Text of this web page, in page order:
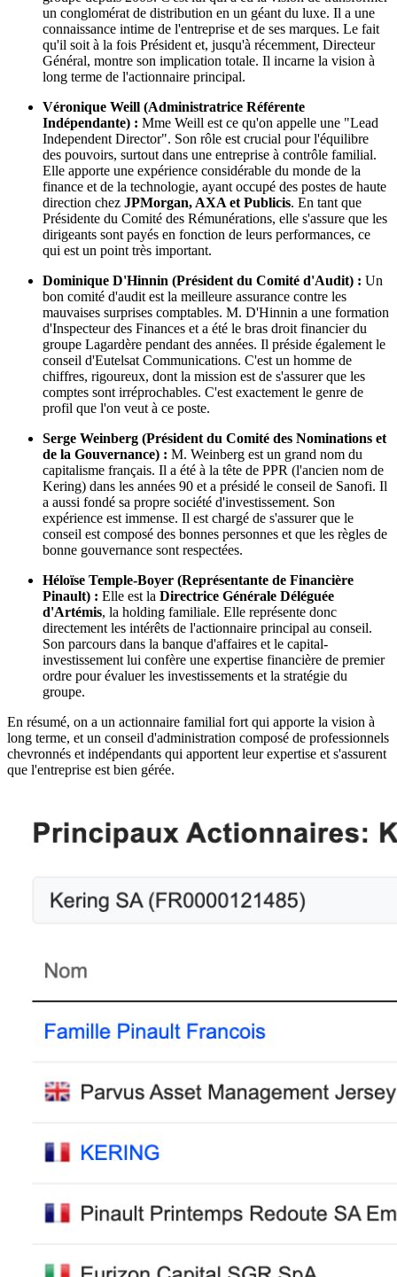
un conglomérat de distribution en un géant du luxe. Il a une
connaissance intime de l'entreprise et de ses marques. Le fait
qu'il soit à la fois Président et, jusqu'à récemment, Directeur
Général, montre son implication totale. Il incarne la vision à
long terme de l'actionnaire principal.
Véronique Weill (Administratrice Référente
Indépendante) : Mme Weill est ce qu'on appelle une "Lead
Independent Director". Son rôle est crucial pour l'équilibre
des pouvoirs, surtout dans une entreprise à contrôle familial.
Elle apporte une expérience considérable du monde de la
finance et de la technologie, ayant occupé des postes de haute
direction chez JPMorgan, AXA et Publicis. En tant que
Présidente du Comité des Rémunérations, elle s'assure que les
dirigeants sont payés en fonction de leurs performances, ce
qui est un point très important.
Dominique D'Hinnin (Président du Comité d'Audit) : Un
bon comité d'audit est la meilleure assurance contre les
mauvaises surprises comptables. M. D'Hinnin a une formation
d'Inspecteur des Finances et a été le bras droit financier du
groupe Lagardère pendant des années. Il préside également le
conseil d'Eutelsat Communications. C'est un homme de
chiffres, rigoureux, dont la mission est de s'assurer que les
comptes sont irréprochables. C'est exactement le genre de
profil que l'on veut à ce poste.
Serge Weinberg (Président du Comité des Nominations et
de la Gouvernance) : M. Weinberg est un grand nom du
capitalisme français. Il a été à la tête de PPR (l'ancien nom de
Kering) dans les années 90 et a présidé le conseil de Sanofi. Il
a aussi fondé sa propre société d'investissement. Son
expérience est immense. Il est chargé de s'assurer que le
conseil est composé des bonnes personnes et que les règles de
bonne gouvernance sont respectées.
Héloïse Temple-Boyer (Représentante de Financière
Pinault) : Elle est la Directrice Générale Déléguée
d'Artémis, la holding familiale. Elle représente donc
directement les intérêts de l'actionnaire principal au conseil.
Son parcours dans la banque d'affaires et le capital-
investissement lui confère une expertise financière de premier
ordre pour évaluer les investissements et la stratégie du
groupe.
En résumé, on a un actionnaire familial fort qui apporte la vision à
long terme, et un conseil d'administration composé de professionnels
chevronnés et indépendants qui apportent leur expertise et s'assurent
que l'entreprise est bien gérée.